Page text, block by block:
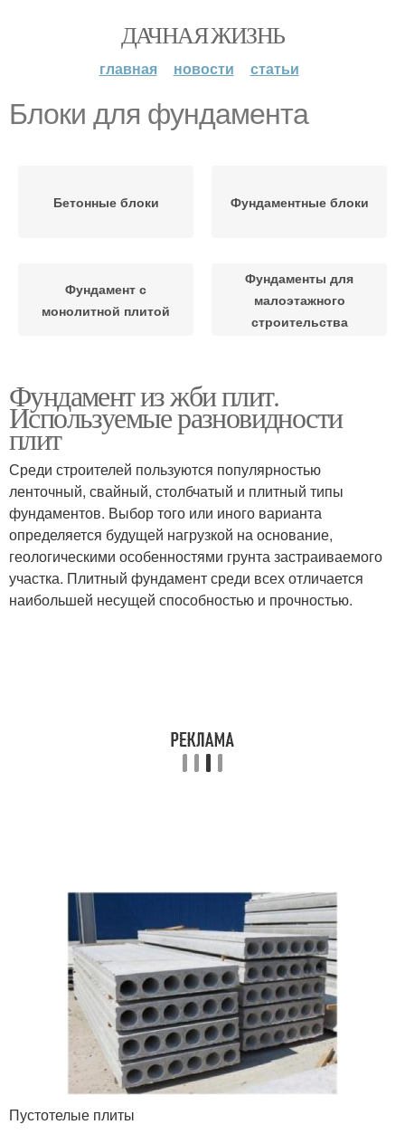
ДАЧНАЯ ЖИЗНЬ
главная новости статьи
Блоки для фундамента
Бетонные блоки Фундаментные блоки
Фундамент с
монолитной плитой
Фундаменты для
малоэтажного
строительства
Фундамент из жби плит.
Используемые разновидности
плит
Среди строителей пользуются популярностью
ленточный, свайный, столбчатый и плитный типы
фундаментов. Выбор того или иного варианта
определяется будущей нагрузкой на основание,
геологическими особенностями грунта застраиваемого
участка. Плитный фундамент среди всех отличается
наибольшей несущей способностью и прочностью.
Пустотелые плиты